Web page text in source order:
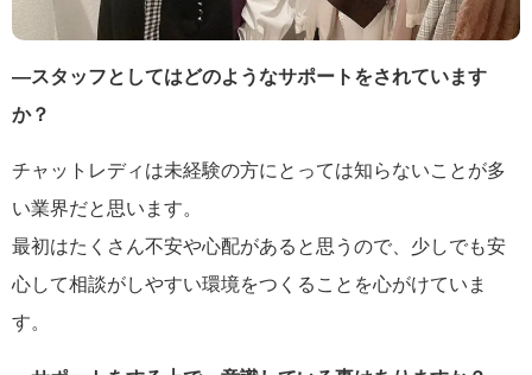
―スタッフとしてはどのようなサポートをされています
か？
チャットレディは未経験の方にとっては知らないことが多
い業界だと思います。
最初はたくさん不安や心配があると思うので、少しでも安
心して相談がしやすい環境をつくることを心がけていま
す。